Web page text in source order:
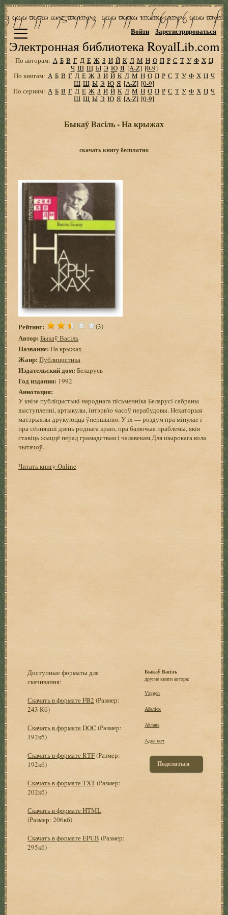
Электронная библиотека RoyalLib.com
Войти Зарегистрироваться
По авторам: А Б В Г Д Е Ж З И Й К Л М Н О П Р С Т У Ф Х Ц
Ч Ш Щ Ы Э Ю Я [A-Z] [0-9]
По книгам: А Б В Г Д Е Ж З И Й К Л М Н О П Р С Т У Ф Х Ц Ч
Ш Щ Ы Э Ю Я [A-Z] [0-9]
По сериям: А Б В Г Д Е Ж З И Й К Л М Н О П Р С Т У Ф Х Ц Ч
Ш Щ Ы Э Ю Я [A-Z] [0-9]
Быкаў Васіль - На крыжах
скачать книгу бесплатно
Рейтинг: (3)
Автор: Быкаў Васіль
Название: На крыжах
Жанр: Публицистика
Издательский дом: Беларусь
Год издания: 1992
Аннотация:
У кнізе публіцыстыкі народнага пісьменніка Беларусі сабраны
выступленні, артыкулы, інтэрв'ю часоў перабудовы. Некаторыя
матэрыялы друкуюцца ўпершыню. У іх — роздум пра мінулае і
пра сённяшні дзень роднага краю, пра балючыя праблемы, якія
ставіць жыццё перад грамадствам і чалавекам.Для шырокага кола
чытачоў.
Читать книгу Online
Доступные форматы для
скачивания:
Скачать в формате FB2 (Размер:
243 Кб)
Скачать в формате DOC (Размер:
192кб)
Скачать в формате RTF(Размер:
192кб)
Скачать в формате TXT(Размер:
202кб)
Скачать в формате HTML
(Размер: 206кб)
Скачать в формате EPUB (Размер:
295кб)
Быкаў Васіль
другие книги автора:
Väggen
Абеліск
Аблава
Адна ноч
Поделиться